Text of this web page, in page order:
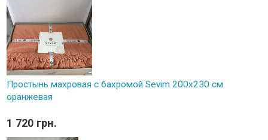
Простынь махровая с бахромой Sevim 200x230 см
оранжевая
1 720 грн.